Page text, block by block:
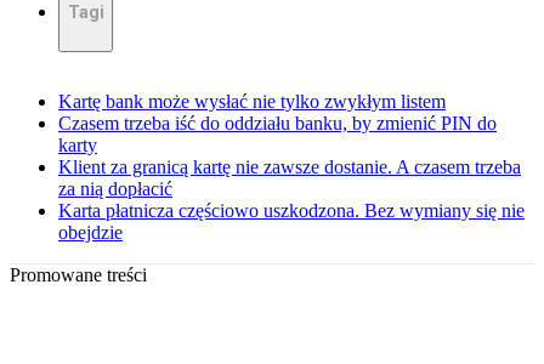
Tagi
Kartę bank może wysłać nie tylko zwykłym listem
Czasem trzeba iść do oddziału banku, by zmienić PIN do
karty
Klient za granicą kartę nie zawsze dostanie. A czasem trzeba
za nią dopłacić
Karta płatnicza częściowo uszkodzona. Bez wymiany się nie
obejdzie
Promowane treści